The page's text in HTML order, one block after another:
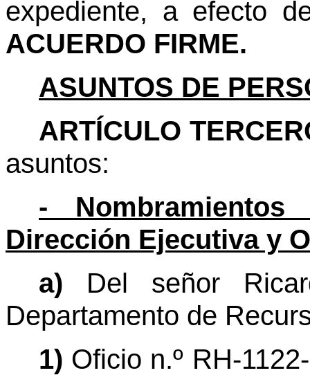
expediente, a efecto
ACUERDO FIRME.
ASUNTOS DE
ARTÍCULO
asuntos:
-
Dirección Ejecutiva y
a) Del señor
Departamento de
1) Oficio n.º RH-